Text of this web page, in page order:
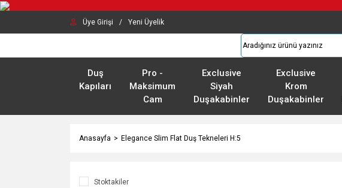
Üye Girişi / Yeni Üyelik
Duş
Kapıları
Pro -
Maksimum
Cam
Exclusive
Siyah
Duşakabinler
Exclusive
Krom
Duşakabinler
Anasayfa Elegance Slim Flat Duş Tekneleri H:5
Stoktakiler